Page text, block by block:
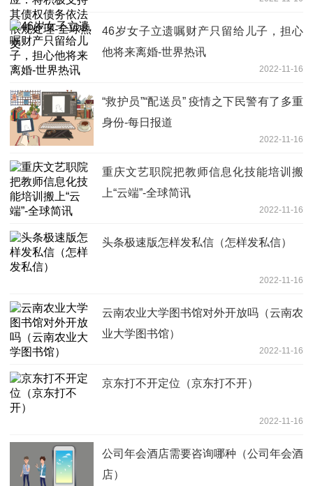
46岁女子立遗嘱财产只留给儿子，担心
他将来离婚-世界热讯
2022-11-16
“救护员”“配送员” 疫情之下民警有了多重
身份-每日报道
2022-11-16
重庆文艺职院把教师信息化技能培训搬
上“云端”-全球简讯
2022-11-16
头条极速版怎样发私信（怎样发私信）
2022-11-16
云南农业大学图书馆对外开放吗（云南农
业大学图书馆）
2022-11-16
京东打不开定位（京东打不开）
2022-11-16
公司年会酒店需要咨询哪种（公司年会酒
店）